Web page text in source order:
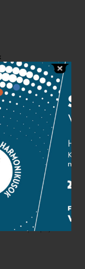
u. 1. (Müpa)